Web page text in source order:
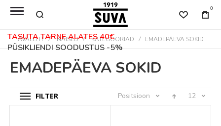
TASUTA TARNE ALATES 40€
PÜSIKLIENDI SOODUSTUS -5%
0
AVALEHT NAISED KATEGOORIAD EMADEPÄEVA SOKID
EMADEPÄEVA SOKID
FILTER Positsioon 12